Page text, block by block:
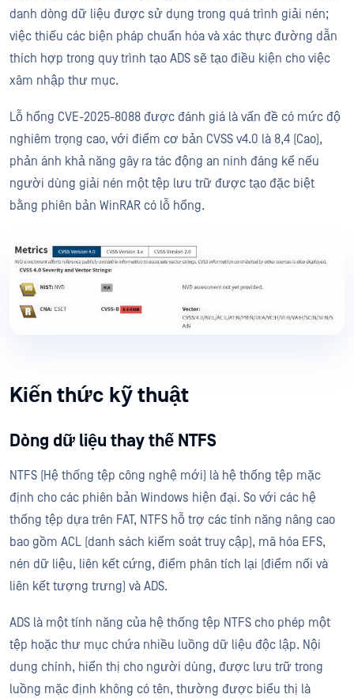
danh dòng dữ liệu được sử dụng trong quá trình giải nén;
việc thiếu các biện pháp chuẩn hóa và xác thực đường dẫn
thích hợp trong quy trình tạo ADS sẽ tạo điều kiện cho việc
xâm nhập thư mục.
Lỗ hổng CVE-2025-8088 được đánh giá là vấn đề có mức độ
nghiêm trọng cao, với điểm cơ bản CVSS v4.0 là 8,4 (Cao),
phản ánh khả năng gây ra tác động an ninh đáng kể nếu
người dùng giải nén một tệp lưu trữ được tạo đặc biệt
bằng phiên bản WinRAR có lỗ hổng.
Kiến thức kỹ thuật
Dòng dữ liệu thay thế NTFS
NTFS (Hệ thống tệp công nghệ mới) là hệ thống tệp mặc
định cho các phiên bản Windows hiện đại. So với các hệ
thống tệp dựa trên FAT, NTFS hỗ trợ các tính năng nâng cao
bao gồm ACL (danh sách kiểm soát truy cập), mã hóa EFS,
nén dữ liệu, liên kết cứng, điểm phân tích lại (điểm nối và
liên kết tượng trưng) và ADS.
ADS là một tính năng của hệ thống tệp NTFS cho phép một
tệp hoặc thư mục chứa nhiều luồng dữ liệu độc lập. Nội
dung chính, hiển thị cho người dùng, được lưu trữ trong
luồng mặc định không có tên, thường được biểu thị là